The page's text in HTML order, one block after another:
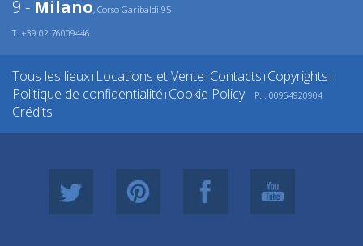
9 - Milano, Corso Garibaldi 95
T. +39.02.76009446
Tous les lieux | Locations et Vente | Contacts | Copyrights |
Politique de confidentialité | Cookie Policy P.I. 00964920904
Crédits